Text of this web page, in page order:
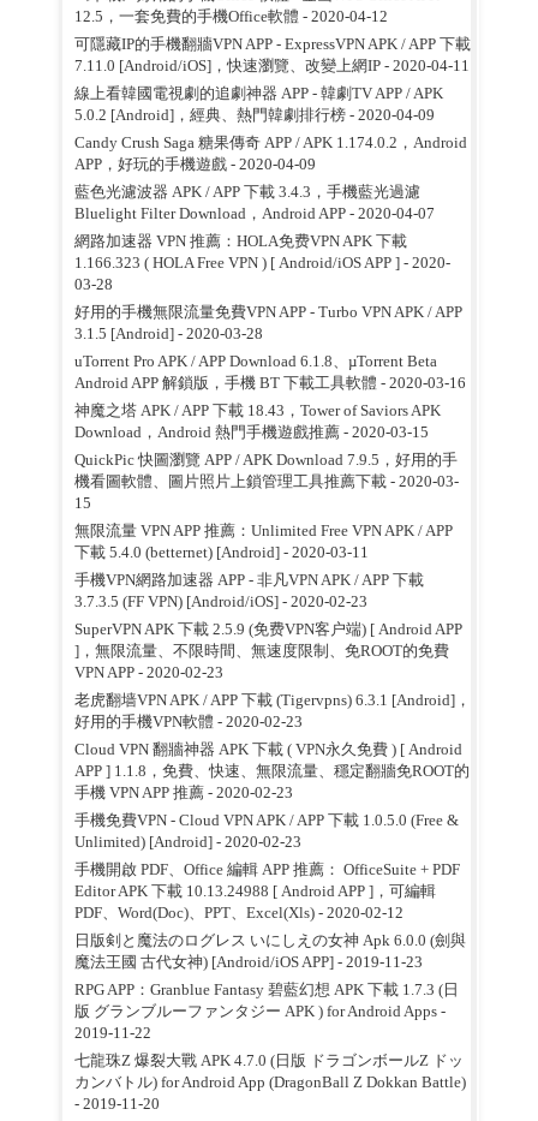
12.5，一套免費的手機Office軟體 - 2020-04-12
可隱藏IP的手機翻牆VPN APP - ExpressVPN APK / APP 下載
7.11.0 [Android/iOS]，快速瀏覽、改變上網IP- 2020-04-11
線上看韓國電視劇的追劇神器 APP - 韓劇TV APP / APK
5.0.2 [Android]，經典、熱門韓劇排行榜- 2020-04-09
Candy Crush Saga 糖果傳奇 APP / APK 1.174.0.2，Android
APP，好玩的手機遊戲- 2020-04-09
藍色光濾波器 APK / APP 下載 3.4.3，手機藍光過濾
Bluelight Filter Download，Android APP- 2020-04-07
網路加速器 VPN 推薦：HOLA免费VPN APK 下載
1.166.323 ( HOLA Free VPN ) [ Android/iOS APP ]- 2020-
03-28
好用的手機無限流量免費VPN APP - Turbo VPN APK / APP
3.1.5 [Android]- 2020-03-28
uTorrent Pro APK / APP Download 6.1.8、µTorrent Beta
Android APP 解鎖版，手機 BT 下載工具軟體 - 2020-03-16
神魔之塔 APK / APP 下載 18.43，Tower of Saviors APK
Download，Android 熱門手機遊戲推薦- 2020-03-15
QuickPic 快圖瀏覽 APP / APK Download 7.9.5，好用的手
機看圖軟體、圖片照片上鎖管理工具推薦下載- 2020-03-
15
無限流量 VPN APP 推薦：Unlimited Free VPN APK / APP
下載 5.4.0 (betternet) [Android]- 2020-03-11
手機VPN網路加速器 APP - 非凡VPN APK / APP 下載
3.7.3.5 (FF VPN) [Android/iOS]- 2020-02-23
SuperVPN APK 下載 2.5.9 (免费VPN客户端) [ Android APP
]，無限流量、不限時間、無速度限制、免ROOT的免費
VPN APP- 2020-02-23
老虎翻墙VPN APK / APP 下載 (Tigervpns) 6.3.1 [Android]，
好用的手機VPN軟體 - 2020-02-23
Cloud VPN 翻牆神器 APK 下載 ( VPN永久免費 ) [ Android
APP ] 1.1.8，免費、快速、無限流量、穩定翻牆免ROOT的
手機 VPN APP 推薦- 2020-02-23
手機免費VPN - Cloud VPN APK / APP 下載 1.0.5.0 (Free &
Unlimited) [Android]- 2020-02-23
手機開啟 PDF、Office 編輯 APP 推薦： OfficeSuite + PDF
Editor APK 下載 10.13.24988 [ Android APP ]，可編輯
PDF、Word(Doc)、PPT、Excel(Xls)- 2020-02-12
日版剣と魔法のログレス いにしえの女神 Apk 6.0.0 (劍與
魔法王國 古代女神) [Android/iOS APP]- 2019-11-23
RPG APP：Granblue Fantasy 碧藍幻想 APK 下載 1.7.3 (日
版 グランブルーファンタジー APK ) for Android Apps -
2019-11-22
七龍珠Z 爆裂大戰 APK 4.7.0 (日版 ドラゴンボールZ ドッ
カンバトル) for Android App (DragonBall Z Dokkan Battle)
- 2019-11-20